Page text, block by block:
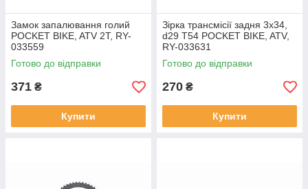
Замок запалювання голий
POCKET BIKE, ATV 2T, RY-
033559
Готово до відправки
371 ₴
Купити
Зірка трансмісії задня 3x34,
d29 T54 POCKET BIKE, ATV,
RY-033631
Готово до відправки
270 ₴
Купити